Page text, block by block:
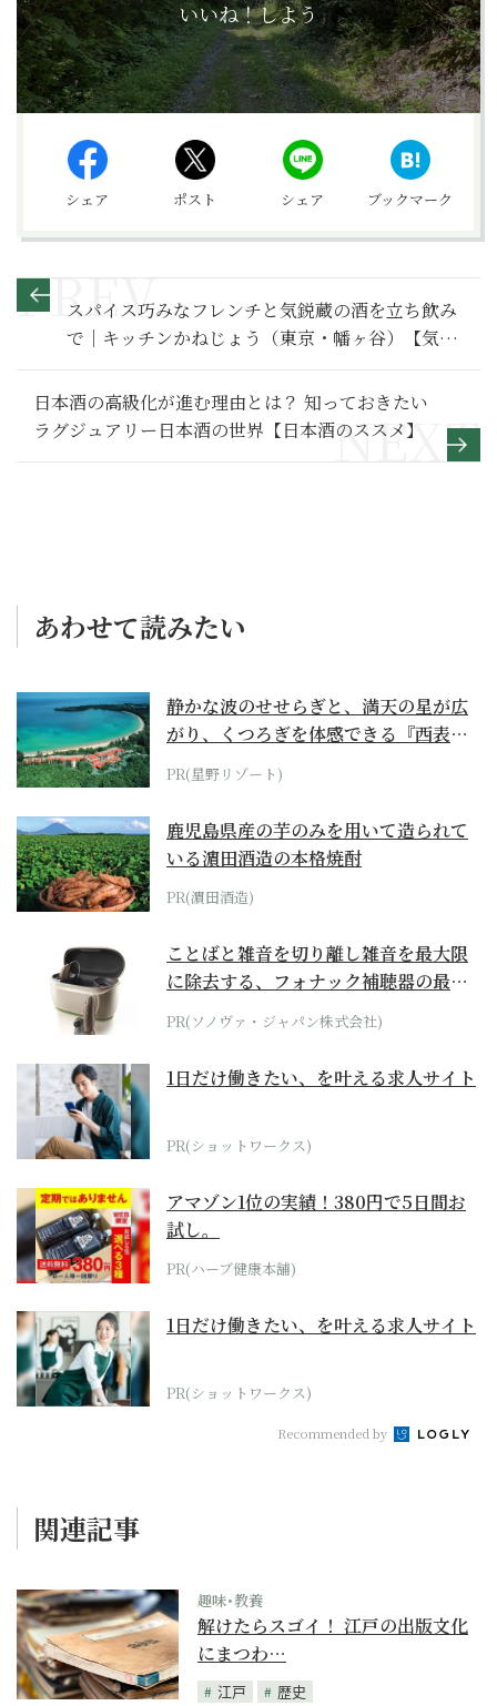
いいね！しよう
シェア ポスト シェア ブックマーク
スパイス巧みなフレンチと気鋭蔵の酒を立ち飲み
で｜キッチンかねじょう（東京・幡ヶ谷）【気鋭
の銘柄が飲める新焼酎酒場】
日本酒の高級化が進む理由とは？ 知っておきたい
ラグジュアリー日本酒の世界【日本酒のススメ】
あわせて読みたい
静かな波のせせらぎと、満天の星が広
がり、くつろぎを体感できる『西表島
ホテル by...
PR(星野リゾート)
鹿児島県産の芋のみを用いて造られて
いる濵田酒造の本格焼酎
PR(濵田酒造)
ことばと雑音を切り離し雑音を最大限
に除去する、フォナック補聴器の最上
位モデル
PR(ソノヴァ・ジャパン株式会社)
1日だけ働きたい、を叶える求人サイト
PR(ショットワークス)
アマゾン1位の実績！380円で5日間お
試し。
PR(ハーブ健康本舗)
1日だけ働きたい、を叶える求人サイト
PR(ショットワークス)
Recommended by
関連記事
趣味･教養
解けたらスゴイ！ 江戸の出版文化
にまつわ…
江戸
歴史